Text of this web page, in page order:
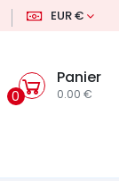
EUR €
0
Panier
0.00 €